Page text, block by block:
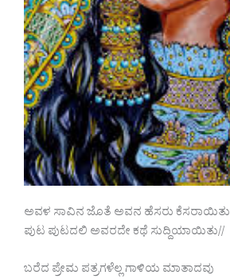
ಅವಳ ಸಾವಿನ ಜೊತೆ ಅವನ ಹೆಸರು ಕೆಸರಾಯಿತು
ಪುಟ ಪುಟದಲಿ ಅವರದೇ ಕಥೆ ಸುದ್ದಿಯಾಯಿತು//
ಬರೆದ ಪ್ರೇಮ ಪತ್ರಗಳೆಲ್ಲ ಗಾಳಿಯ ಮಾತಾದವು